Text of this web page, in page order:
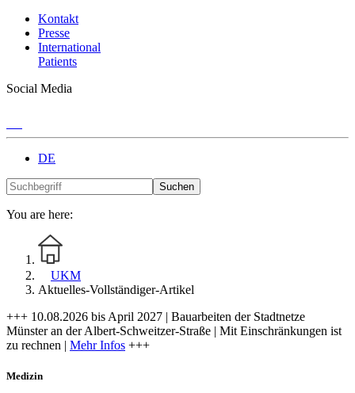
Kontakt
Presse
International
Patients
Social Media
DE
Suchen
You are here:
UKM
Aktuelles-Vollständiger-Artikel
+++ 10.08.2026 bis April 2027 | Bauarbeiten der Stadtnetze
Münster an der Albert-Schweitzer-Straße | Mit Einschränkungen ist
zu rechnen | Mehr Infos +++
Medizin